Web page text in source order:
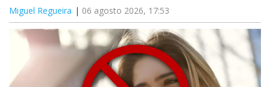
Miguel Regueira 06 agosto 2026, 17:53